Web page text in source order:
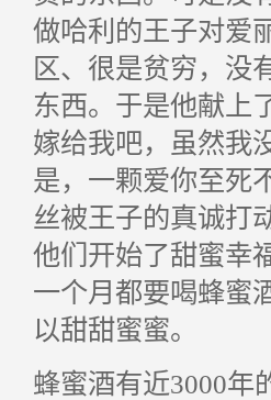
做哈利的王子对爱
区、很是贫穷，没
东西。于是他献上
嫁给我吧，虽然我
是，一颗爱你至死
丝被王子的真诚打
他们开始了甜蜜幸
一个月都要喝蜂蜜
以甜甜蜜蜜。
蜂蜜酒有近3000年